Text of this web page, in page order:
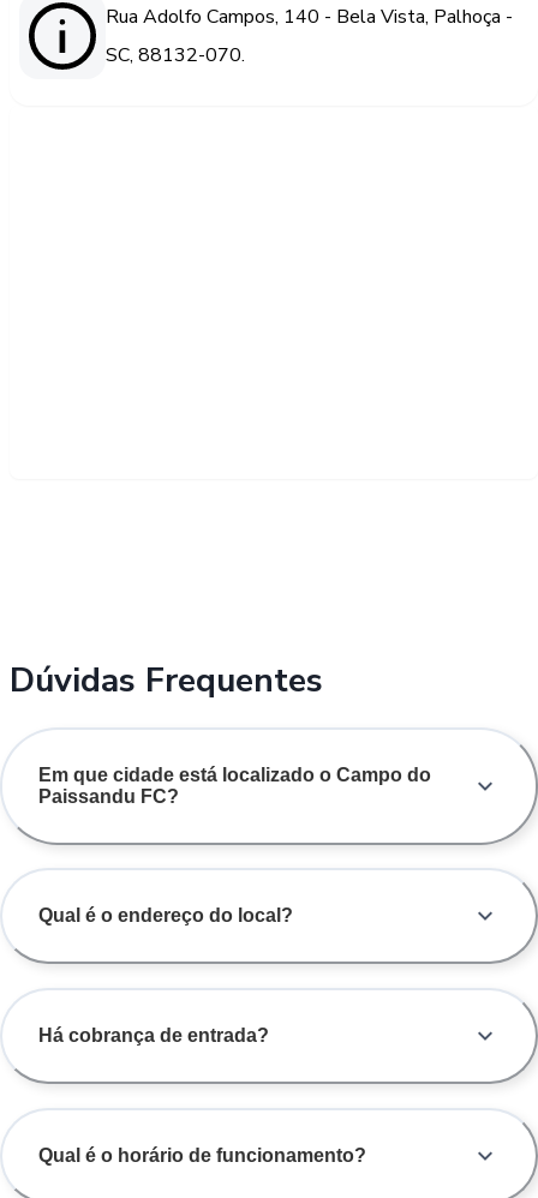
Rua Adolfo Campos, 140 - Bela Vista, Palhoça -
SC, 88132-070.
Dúvidas Frequentes
Em que cidade está localizado o Campo do
Paissandu FC?
Qual é o endereço do local?
Há cobrança de entrada?
Qual é o horário de funcionamento?